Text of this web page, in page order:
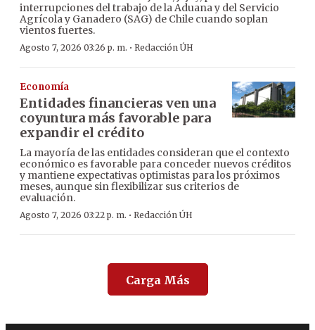
interrupciones del trabajo de la Aduana y del Servicio
Agrícola y Ganadero (SAG) de Chile cuando soplan
vientos fuertes.
Agosto 7, 2026 03:26 p. m. · Redacción ÚH
Economía
Entidades financieras ven una
coyuntura más favorable para
expandir el crédito
La mayoría de las entidades consideran que el contexto
económico es favorable para conceder nuevos créditos
y mantiene expectativas optimistas para los próximos
meses, aunque sin flexibilizar sus criterios de
evaluación.
Agosto 7, 2026 03:22 p. m. · Redacción ÚH
Carga Más